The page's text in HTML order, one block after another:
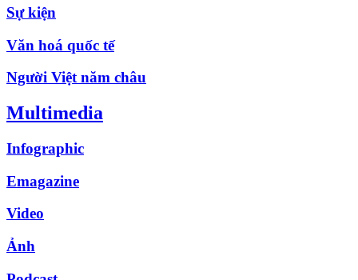
Sự kiện
Văn hoá quốc tế
Người Việt năm châu
Multimedia
Infographic
Emagazine
Video
Ảnh